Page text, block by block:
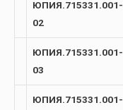
ЮПИЯ.715331.001-
02
ЮПИЯ.715331.001-
03
ЮПИЯ.715331.001-